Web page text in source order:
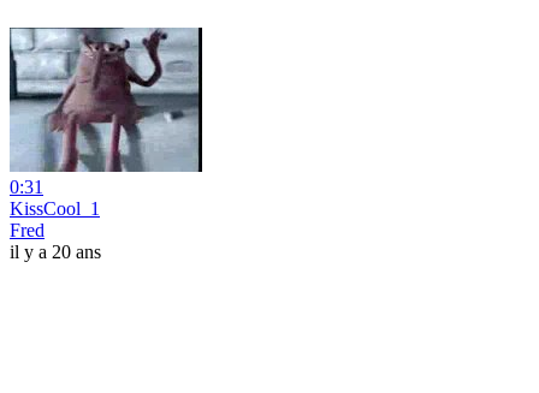
0:31
KissCool_1
Fred
il y a 20 ans